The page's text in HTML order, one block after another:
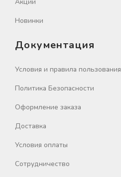
Новинки
Документация
Условия и правила пользования
Политика Безопасности
Оформление заказа
Доставка
Условия оплаты
Сотрудничество